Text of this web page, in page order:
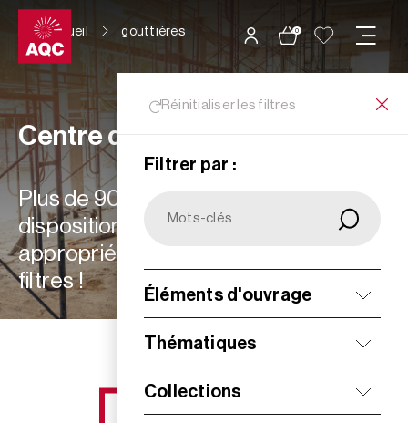
Panneau de gestion des cookies
0
Accueil gouttières
Réinitialiser les filtres
Filtrer par :
Éléments d'ouvrage
Thématiques
Collections
Centre de ressources
Plus de 900 ressources à votre
disposition : choisissez les plus
appropriées à vos besoins grâce aux
filtres !